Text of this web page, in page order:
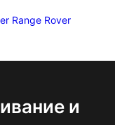
Range Rover
и